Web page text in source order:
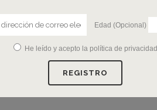
Edad (Opcional)
He leído y acepto la política de privacidad